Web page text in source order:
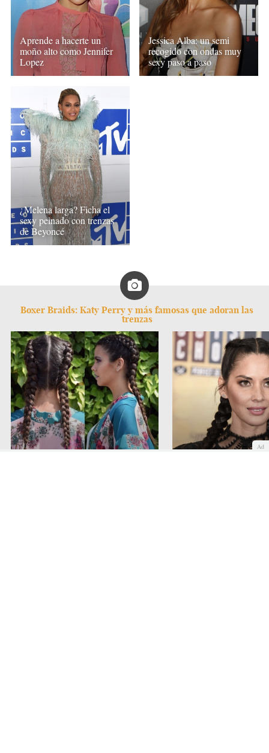
Aprende a hacerte un
moño alto como Jennifer
Lopez
Jessica Alba: un semi
recogido con ondas muy
sexy paso a paso
¿Melena larga? Ficha el
sexy peinado con trenzas
de Beyoncé
Boxer Braids: Katy Perry y más famosas que adoran las
trenzas
Ad